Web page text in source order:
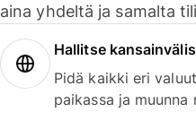
aina yhdeltä ja samalta
Hallitse
Pidä kaikki eri
paikassa ja muunna